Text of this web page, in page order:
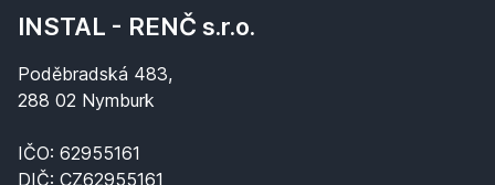
INSTAL - RENČ s.r.o.
Poděbradská 483,
288 02 Nymburk
IČO: 62955161
DIČ: CZ62955161